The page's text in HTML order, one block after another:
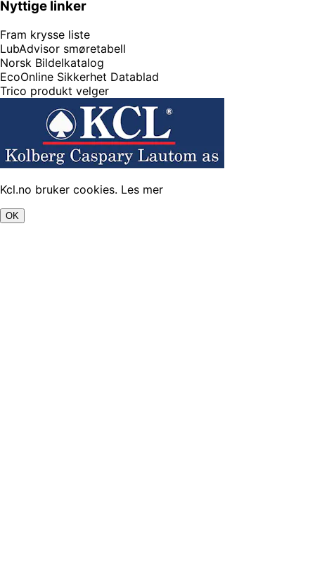
Nyttige linker
Fram krysse liste
LubAdvisor smøretabell
Norsk Bildelkatalog
EcoOnline Sikkerhet Datablad
Trico produkt velger
Kcl.no bruker cookies. Les mer
OK